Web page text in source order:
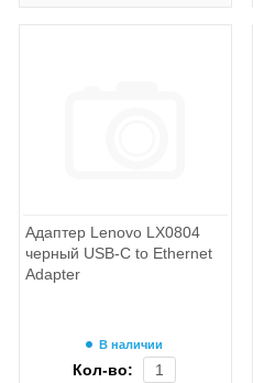
Адаптер Lenovo LX0804
черный USB-C to Ethernet
Adapter
В наличии
Кол-во: